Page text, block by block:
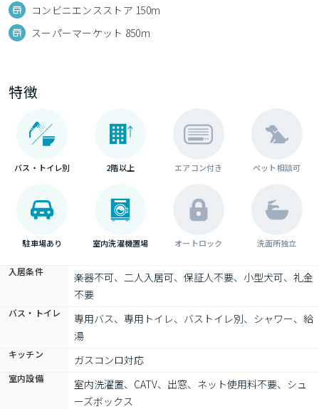
コンビニエンスストア 150m
スーパーマーケット 850m
特徴
バス・トイレ別 2階以上 エアコン付き ペット相談可
駐車場あり 室内洗濯機置場 オートロック 洗面所独立
入居条件
楽器不可、二人入居可、保証人不要、小型犬可、礼金
不要
バス・トイレ
専用バス、専用トイレ、バストイレ別、シャワー、給
湯
キッチン ガスコンロ対応
室内設備
室内洗濯置、CATV、出窓、ネット使用料不要、シュ
ーズボックス